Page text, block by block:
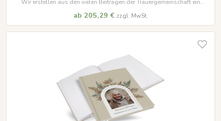
Wir erstellen aus den vielen Beiträgen der Trauergemeinschaft ein
Erinnerungen.
ab 205,29 € zzgl. MwSt.